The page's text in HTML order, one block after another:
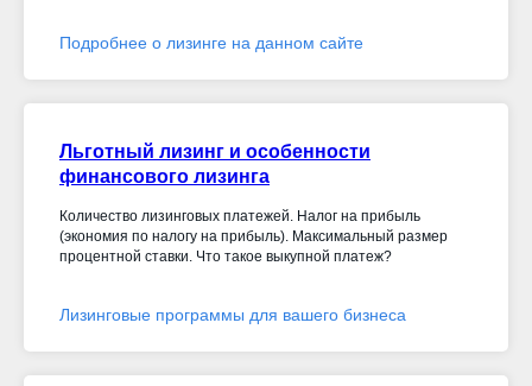
Подробнее о лизинге на данном сайте
Льготный лизинг и особенности
финансового лизинга
Количество лизинговых платежей. Налог на прибыль
(экономия по налогу на прибыль). Максимальный размер
процентной ставки. Что такое выкупной платеж?
Лизинговые программы для вашего бизнеса